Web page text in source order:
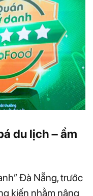
du lịch – ẩm
Đà Nẵng, trước
kiến nhằm nâng